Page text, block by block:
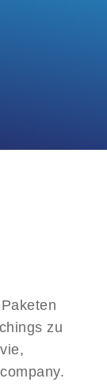
zu